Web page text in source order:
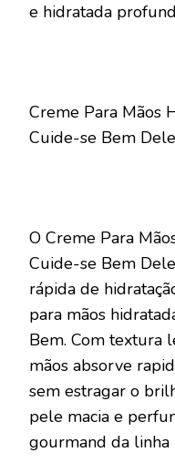
e hidratada
Creme Para Mãos
Cuide-se Bem
O Creme Para
Cuide-se Bem
rápida de
para mãos
Bem. Com textura
mãos absorve
sem estragar o
pele macia e
gourmand da linha